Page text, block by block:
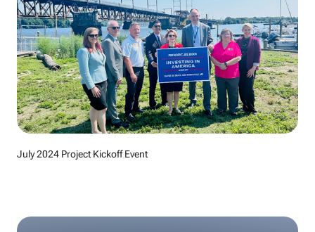
July 2024 Project Kickoff Event